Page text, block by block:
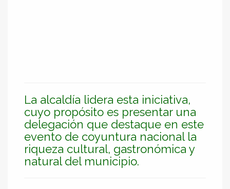
La alcaldía lidera esta iniciativa,
cuyo propósito es presentar una
delegación que destaque en este
evento de coyuntura nacional la
riqueza cultural, gastronómica y
natural del municipio.